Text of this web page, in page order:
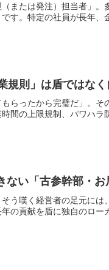
または発注）担当者」
す。特定の社員が長年
規則」は盾ではな
らったから完璧だ」。
間の上限規制、パワハ
ない「古参幹部・
う嘆く経営者の足元に
の貢献を盾に独自のロ